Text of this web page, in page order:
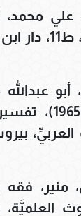
أبو
الأنصاري،
منير، فقه
العلميَّة،